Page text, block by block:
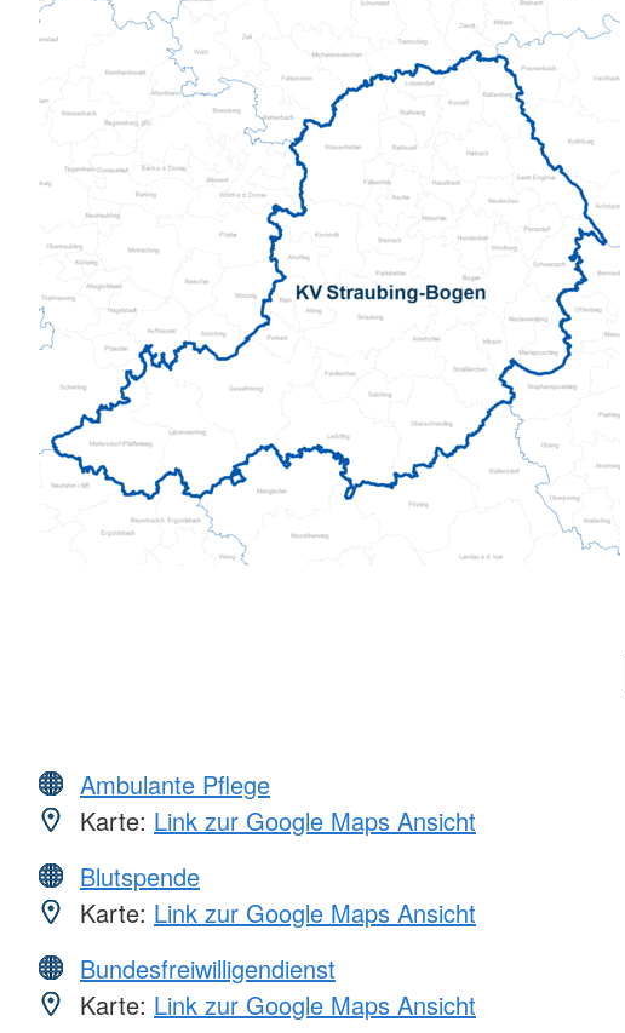
Ambulante Pflege
Karte: Link zur Google Maps Ansicht
Blutspende
Karte: Link zur Google Maps Ansicht
Bundesfreiwilligendienst
Karte: Link zur Google Maps Ansicht